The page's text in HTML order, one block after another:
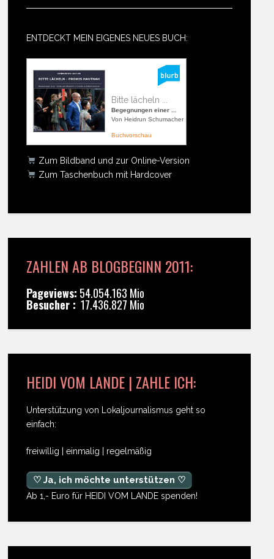
ENTDECKT MEIN EIGENES NEUES BUCH:
Bitte lächeln ...
Begegnungen einer ...
Von Heidrun Schumacher
Buchvorschau
Zum Bildband und zur Online-Version
Zum Taschenbuch mit Hardcover
ZAHLEN AB BLOGBEGINN 2011:
Pageviews: 54.054.163 Mio
Besucher : 17.436.827 Mio
HEIDI VOM LANDE | ZAHLE ICH:
Unterstützung von Lokaljournalismus geht so
einfach:
freiwillig | einmalig | regelmäßig
♡ Ja, ich möchte unterstützen ♡
Ab 1,- Euro für HEIDI VOM LANDE spenden!